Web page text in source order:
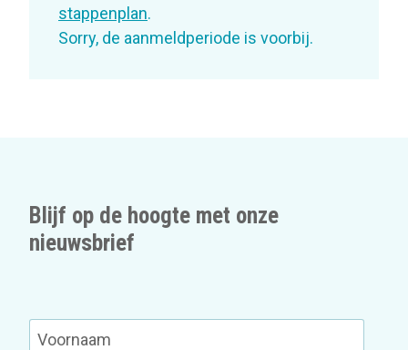
stappenplan.
Sorry, de aanmeldperiode is voorbij.
Blijf op de hoogte met onze
nieuwsbrief